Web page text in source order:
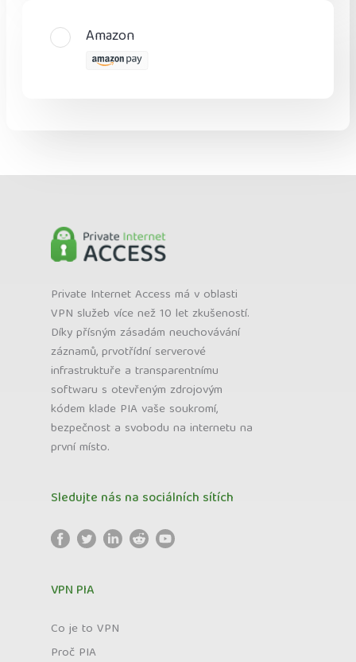
Amazon
Private Internet Access má v oblasti
VPN služeb více než 10 let zkušeností.
Díky přísným zásadám neuchovávání
záznamů, prvotřídní serverové
infrastruktuře a transparentnímu
softwaru s otevřeným zdrojovým
kódem klade PIA vaše soukromí,
bezpečnost a svobodu na internetu na
první místo.
Sledujte nás na sociálních sítích
VPN PIA
Co je to VPN
Proč PIA